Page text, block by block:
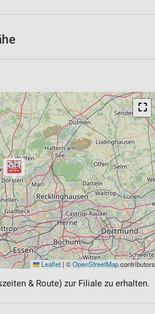
⛶
Leaflet | ©OpenStreetMapcontributors
& Route) zur Filiale zu erhalten.